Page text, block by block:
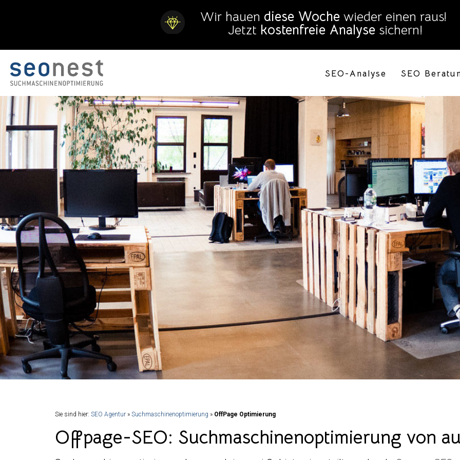
SEO-Analyse SEO
Sie sind hier: SEO Agentur » Suchmaschinenoptimierung » OffPage Optimierung
Offpage-SEO: Suchmaschinenoptimierung von